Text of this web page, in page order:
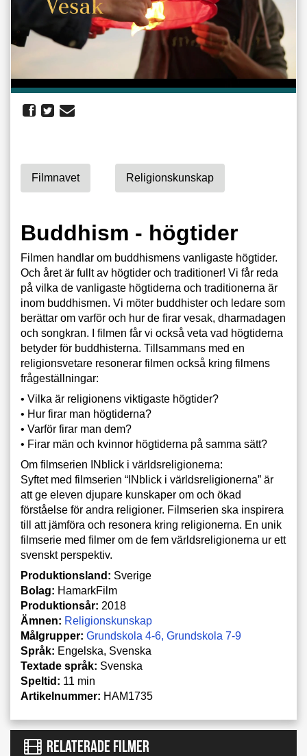
Filmnavet Religionskunskap
Buddhism - högtider
Filmen handlar om buddhismens vanligaste högtider.
Och året är fullt av högtider och traditioner! Vi får reda
på vilka de vanligaste högtiderna och traditionerna är
inom buddhismen. Vi möter buddhister och ledare som
berättar om varför och hur de firar vesak, dharmadagen
och songkran. I filmen får vi också veta vad högtiderna
betyder för buddhisterna. Tillsammans med en
religionsvetare resonerar filmen också kring filmens
frågeställningar:
• Vilka är religionens viktigaste högtider?
• Hur firar man högtiderna?
• Varför firar man dem?
• Firar män och kvinnor högtiderna på samma sätt?
Om filmserien INblick i världsreligionerna:
Syftet med filmserien “INblick i världsreligionerna” är
att ge eleven djupare kunskaper om och ökad
förståelse för andra religioner. Filmserien ska inspirera
till att jämföra och resonera kring religionerna. En unik
filmserie med filmer om de fem världsreligionerna ur ett
svenskt perspektiv.
Produktionsland: Sverige
Bolag: HamarkFilm
Produktionsår: 2018
Ämnen: Religionskunskap
Målgrupper: Grundskola 4-6 Grundskola 7-9
Språk: Engelska, Svenska
Textade språk: Svenska
Speltid: 11 min
Artikelnummer: HAM1735
RELATERADE FILMER